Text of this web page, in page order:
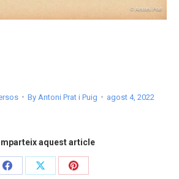
By Antoni Prat i Puig agost 4, 2022
aquest article
Share Share Share